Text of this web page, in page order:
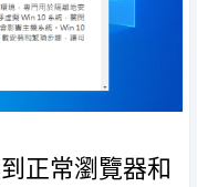
正常瀏覽器和